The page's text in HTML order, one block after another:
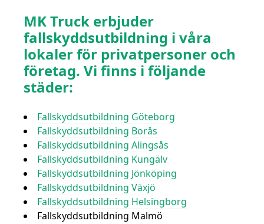
MK Truck erbjuder
fallskyddsutbildning i våra
lokaler för privatpersoner och
företag. Vi finns i följande
städer:
Fallskyddsutbildning Göteborg
Fallskyddsutbildning Borås
Fallskyddsutbildning Alingsås
Fallskyddsutbildning Kungälv
Fallskyddsutbildning Jönköping
Fallskyddsutbildning Växjö
Fallskyddsutbildning Helsingborg
Fallskyddsutbildning Malmö